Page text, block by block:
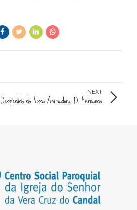
NEXT
Despedida da Nossa Animadora, D. Fernanda